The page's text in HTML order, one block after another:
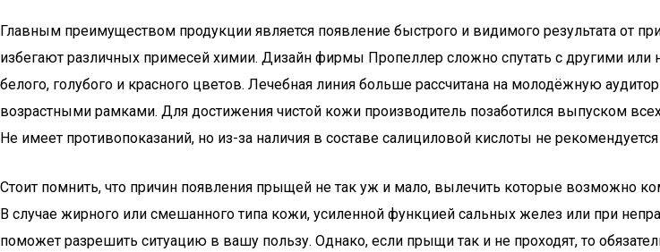
Главным преимуществом продукции является появление быстрого и видимого результата от
избегают различных примесей химии. Дизайн фирмы Пропеллер сложно спутать с другими или
белого, голубого и красного цветов. Лечебная линия больше рассчитана на молодёжную
возрастными рамками. Для достижения чистой кожи производитель позаботился выпуском
Не имеет противопоказаний, но из-за наличия в составе салициловой кислоты не
Стоит помнить, что причин появления прыщей не так уж и мало, вылечить которые возможно
В случае жирного или смешанного типа кожи, усиленной функцией сальных желез или при
поможет разрешить ситуацию в вашу пользу. Однако, если прыщи так и не проходят, то